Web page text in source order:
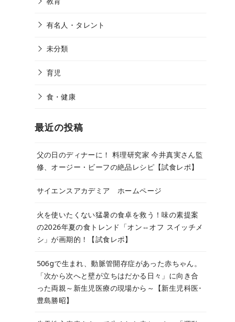
有名人・タレント
未分類
育児
食・健康
最近の投稿
父の日のディナーに！ 料理研究家 今井真実さん監
修、オージー・ビーフの絶品レシピ【試食レポ】
サイエンスアカデミア ホームページ
火を使いたくない猛暑の食卓を救う！味の素提案
の2026年夏の食トレンド「オン⇔オフ スイッチメ
シ」が画期的！【試食レポ】
506gで生まれ、動脈管開存症があった赤ちゃん。
「次から次へと壁が立ちはだかる日々」に向き合
った両親～新生児医療の現場から～【新生児科医･
豊島勝昭】